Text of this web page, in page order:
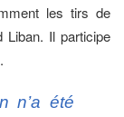
les tirs de
Liban. Il participe
n’a été